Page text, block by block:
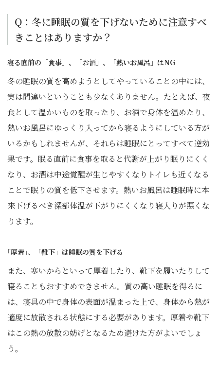
Q：冬に睡眠の質を下げないために注意すべ
きことはありますか？
寝る直前の「食事」、「お酒」、「熱いお風呂」はNG
冬の睡眠の質を高めようとしてやっていることの中には、
実は間違いということも少なくありません。たとえば、夜
食として温かいものを取ったり、お酒で身体を温めたり、
熱いお風呂にゆっくり入ってから寝るようにしている方が
いるかもしれませんが、それらは睡眠にとってすべて逆効
果です。眠る直前に食事を取ると代謝が上がり眠りにくく
なり、お酒は中途覚醒が生じやすくなりトイレも近くなる
ことで眠りの質を低下させます。熱いお風呂は睡眠時に本
来下げるべき深部体温が下がりにくくなり寝入りが悪くな
ります。
｢厚着｣、「靴下」は睡眠の質を下げる
また、寒いからといって厚着したり、靴下を履いたりして
寝ることもおすすめできません。質の高い睡眠を得るに
は、寝具の中で身体の表面が温まった上で、身体から熱が
適度に放散される状態にする必要があります。厚着や靴下
はこの熱の放散の妨げとなるため避けた方がよいでしょ
う。